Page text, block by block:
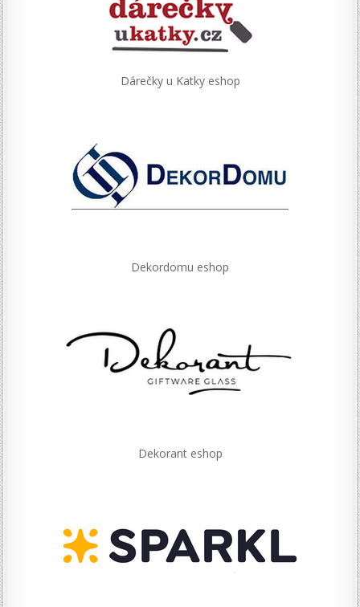
Dárečky u Katky eshop
Dekordomu eshop
Dekorant eshop